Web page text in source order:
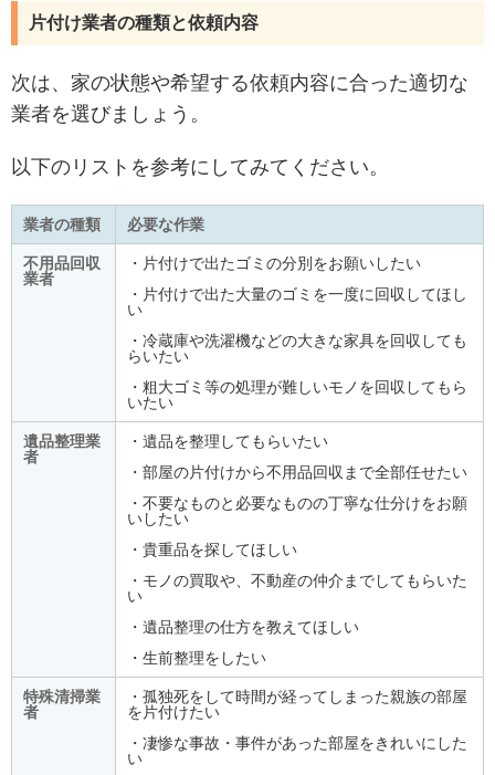
片付け業者の種類と依頼内容
次は、家の状態や希望する依頼内容に合った適切な
業者を選びましょう。
以下のリストを参考にしてみてください。
業者の種類 必要な作業
不用品回収
業者
・片付けで出たゴミの分別をお願いしたい
・片付けで出た大量のゴミを一度に回収してほし
い
・冷蔵庫や洗濯機などの大きな家具を回収しても
らいたい
・粗大ゴミ等の処理が難しいモノを回収してもら
いたい
遺品整理業
者
・遺品を整理してもらいたい
・部屋の片付けから不用品回収まで全部任せたい
・不要なものと必要なものの丁寧な仕分けをお願
いしたい
・貴重品を探してほしい
・モノの買取や、不動産の仲介までしてもらいた
い
・遺品整理の仕方を教えてほしい
・生前整理をしたい
特殊清掃業
者
・孤独死をして時間が経ってしまった親族の部屋
を片付けたい
・凄惨な事故・事件があった部屋をきれいにした
い